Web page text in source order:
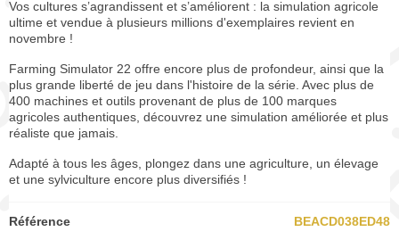
Vos cultures s’agrandissent et s’améliorent : la simulation agricole
ultime et vendue à plusieurs millions d'exemplaires revient en
novembre !
Farming Simulator 22 offre encore plus de profondeur, ainsi que la
plus grande liberté de jeu dans l'histoire de la série. Avec plus de
400 machines et outils provenant de plus de 100 marques
agricoles authentiques, découvrez une simulation améliorée et plus
réaliste que jamais.
Adapté à tous les âges, plongez dans une agriculture, un élevage
et une sylviculture encore plus diversifiés !
Référence BEACD038ED48